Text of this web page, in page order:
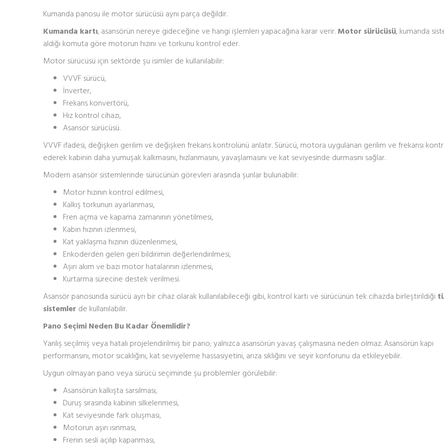
Kumanda panosu ile motor sürücüsü aynı parça değildir.
Kumanda kartı, asansörün nereye gideceğine ve hangi işlemleri yapacağına karar verir. Motor sürücüsü, kumanda
aldığı komuta göre motorun hızını ve torkunu kontrol eder.
Motor sürücüsü için sektörde şu isimler de kullanılabilir:
VVVF sürücü,
İnverter,
Frekans konvertörü,
Hız kontrol cihazı,
Asansör sürücüsü.
VVVF ifadesi, değişken gerilim ve değişken frekans kontrolünü anlatır. Sürücü, motora uygulanan gerilim ve frekansı
ederek kabinin daha yumuşak kalkmasını, hızlanmasını, yavaşlamasını ve kat seviyesinde durmasını sağlar.
Modern asansör sistemlerinde sürücünün görevleri arasında şunlar bulunabilir:
Motor hızının kontrol edilmesi,
Kalkış torkunun ayarlanması,
Fren açma ve kapama zamanının yönetilmesi,
Kabin hızının izlenmesi,
Kat yaklaşma hızının düzenlenmesi,
Enkoderden gelen geri bildirimin değerlendirilmesi,
Aşırı akım ve bazı motor hatalarının izlenmesi,
Kurtarma sürecine destek verilmesi.
Asansör panosunda sürücü ayrı bir cihaz olarak kullanılabileceği gibi, kontrol kartı ve sürücünün tek cihazda birleştirildiği
sistemler de kullanılabilir.
Pano Seçimi Neden Bu Kadar Önemlidir?
Yanlış seçilmiş veya hatalı projelendirilmiş bir pano; yalnızca asansörün yavaş çalışmasına neden olmaz. Asansörün kapı
performansını, motor sıcaklığını, kat seviyeleme hassasiyetini, arıza sıklığını ve seyir konforunu da etkileyebilir.
Uygun olmayan pano veya sürücü seçiminde şu problemler görülebilir:
Asansörün kalkışta sarsılması,
Duruş sırasında kabinin silkelenmesi,
Kat seviyesinde fark oluşması,
Motorun aşırı ısınması,
Frenin sesli açılıp kapanması,